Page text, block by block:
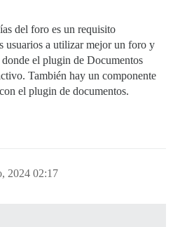
del foro es un requisito
usuarios a utilizar mejor un foro y
el plugin de Documentos
También hay un componente
el plugin de documentos.
2024 02:17